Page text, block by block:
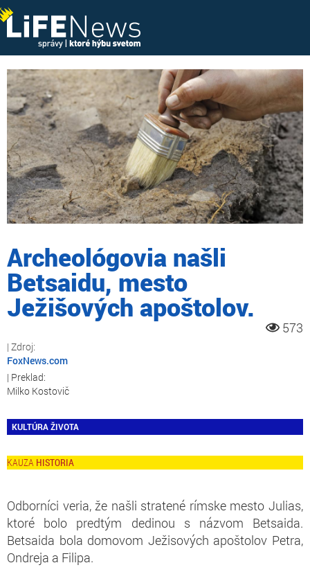
Archeológovia našli
Betsaidu, mesto
Ježišových apoštolov.
573
FoxNews.com
Milko Kostovič
KULTÚRA ŽIVOTA
HISTORIA
Odborníci veria, že našli stratené rímske mesto Julias,
ktoré bolo predtým dedinou s názvom Betsaida.
Betsaida bola domovom Ježisových apoštolov Petra,
Ondreja a Filipa.